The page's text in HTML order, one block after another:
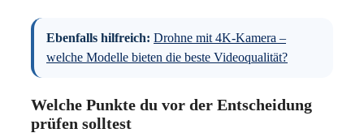
Ebenfalls hilfreich: Drohne mit 4K-Kamera –
welche Modelle bieten die beste Videoqualität?
Welche Punkte du vor der Entscheidung
prüfen solltest